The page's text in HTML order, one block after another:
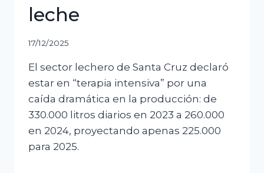
leche
17/12/2025
El sector lechero de Santa Cruz declaró
estar en “terapia intensiva” por una
caída dramática en la producción: de
330.000 litros diarios en 2023 a 260.000
en 2024, proyectando apenas 225.000
para 2025.